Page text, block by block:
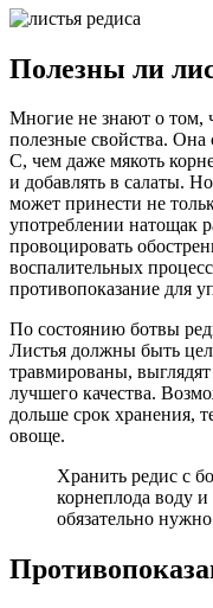
Полезны ли
Многие не знают о том,
полезные свойства. Она
С, чем даже мякоть
и добавлять в салаты.
может принести не
употреблении натощак
провоцировать
воспалительных
противопоказание для
По состоянию ботвы
Листья должны быть
травмированы,
лучшего качества.
дольше срок хранения,
овоще.
Хранить редис с
корнеплода воду
обязательно